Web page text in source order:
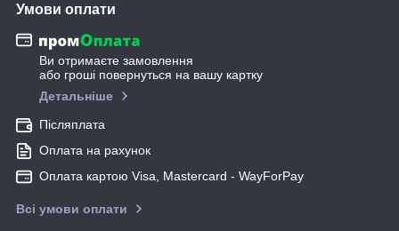
Умови оплати
Ви отримаєте замовлення
або гроші повернуться на вашу картку
Детальніше
Післяплата
Оплата на рахунок
Оплата картою Visa, Mastercard - WayForPay
Всі умови оплати